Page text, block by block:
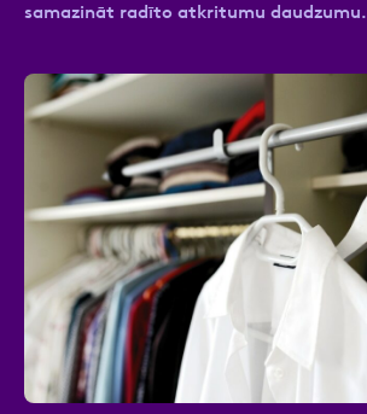
samazināt radīto atkritumu daudzumu.